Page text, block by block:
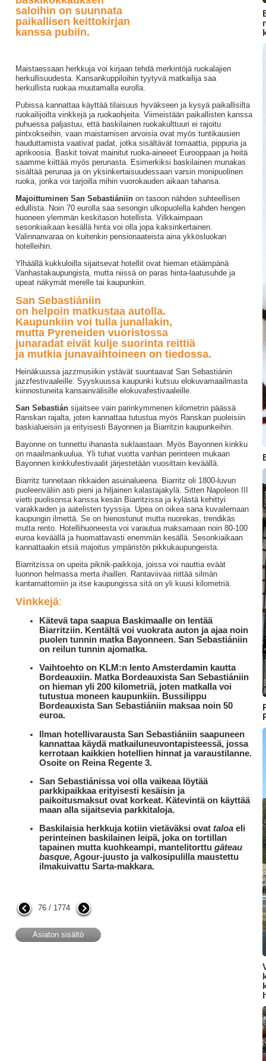
saloihin on suunnata
paikallisen keittokirjan
kanssa pubiin.
Maistaessaan herkkuja voi kirjaan tehdä merkintöjä ruokalajien
herkullisuudesta. Kansankuppiloihin tyytyvä matkailija saa
herkullista ruokaa muutamalla eurolla.
Pubissa kannattaa käyttää tilaisuus hyväkseen ja kysyä paikallisilta
ruokailijoilta vinkkejä ja ruokaohjeita. Viimeistään paikallisten kanssa
puhuessa paljastuu, että baskilainen ruokakulttuuri ei rajoitu
pintxokseihin, vaan maistamisen arvoisia ovat myös tuntikausien
hauduttamista vaativat padat, jotka sisältävät tomaattia, pippuria ja
aprikoosia. Baskit toivat mainitut ruoka-aineeet Eurooppaan ja heitä
saamme kiittää myös perunasta. Esimerkiksi baskilainen munakas
sisältää perunaa ja on yksinkertaisuudessaan varsin monipuolinen
ruoka, jonka voi tarjoilla mihin vuorokauden aikaan tahansa.
Majoittuminen San Sebastiániinon tasoon nähden suhteellisen
edullista. Noin 70 eurolla saa sesongin ulkopuolella kahden hengen
huoneen ylemmän keskitason hotellista. Vilkkaimpaan
sesonkiaikaan kesällä hinta voi olla jopa kaksinkertainen.
Valinnanvaraa on kuitenkin pensionaateista aina ykkösluokan
hotelleihin.
Ylhäällä kukkuloilla sijaitsevat hotellit ovat hieman etäämpänä
Vanhastakaupungista, mutta niissä on paras hinta-laatusuhde ja
upeat näkymät merelle tai kaupunkiin.
San Sebastiániin
on helpoin matkustaa autolla.
Kaupunkiin voi tulla junallakin,
mutta Pyreneiden vuoristossa
junaradat eivät kulje suorinta reittiä
ja mutkia junavaihtoineen on tiedossa.
Heinäkuussa jazzmusiikin ystävät suuntaavat San Sebastiánin
jazzfestivaaleille. Syyskuussa kaupunki kutsuu elokuvamaailmasta
kiinnostuneita kansainvälisille elokuvafestivaaleille.
San Sebastiánsijaitsee vain parinkymmenen kilometrin päässä
Ranskan rajalta, joten kannattaa tutustua myös Ranskan puoleisiin
baskialueisiin ja erityisesti Bayonnen ja Biarritzin kaupunkeihin.
Bayonne on tunnettu ihanasta suklaastaan. Myös Bayonnen kinkku
on maailmankuulua. Yli tuhat vuotta vanhan perinteen mukaan
Bayonnen kinkkufestivaalit järjestetään vuosittain keväällä.
Biarritz tunnetaan rikkaiden asuinalueena. Biarritz oli 1800-luvun
puoleenväliin asti pieni ja hiljainen kalastajakylä. Sitten Napoleon III
vietti puolisonsa kanssa kesän Biarritzissa ja kylästä kehittyi
varakkaiden ja aatelisten tyyssija. Upea on oikea sana kuvailemaan
kaupungin ilmettä. Se on hienostunut mutta nuorekas, trendikäs
mutta rento. Hotellihuoneesta voi varautua maksamaan noin 80-100
euroa keväällä ja huomattavasti enemmän kesällä. Sesonkiaikaan
kannattaakin etsiä majoitus ympäristön pikkukaupungeista.
Biarritzissa on upeita piknik-paikkoja, joissa voi nauttia eväät
luonnon helmassa merta ihaillen. Rantaviivaa riittää silmän
kantamattomiin ja itse kaupungissa sitä on yli kuusi kilometriä.
Vinkkejä:
Kätevä tapa saapua Baskimaalle on lentää
Biarritziin. Kentältä voi vuokrata auton ja ajaa noin
puolen tunnin matka Bayonneen. San Sebastiániin
on reilun tunnin ajomatka.
Vaihtoehto on KLM:n lento Amsterdamin kautta
Bordeauxiin. Matka Bordeauxista San Sebastiániin
on hieman yli 200 kilometriä, joten matkalla voi
tutustua moneen kaupunkiin. Bussilippu
Bordeauxista San Sebastiániin maksaa noin 50
euroa.
Ilman hotellivarausta San Sebastiániin saapuneen
kannattaa käydä matkailuneuvontapisteessä, jossa
kerrotaan kaikkien hotellien hinnat ja varaustilanne.
Osoite on Reina Regente 3.
San Sebastiánissa voi olla vaikeaa löytää
parkkipaikkaa erityisesti kesäisin ja
paikoitusmaksut ovat korkeat. Kätevintä on käyttää
maan alla sijaitsevia parkkitaloja.
Baskilaisia herkkuja kotiin vietäväksi ovat taloaeli
perinteinen baskilainen leipä, joka on tortillan
tapainen mutta kuohkeampi, mantelitorttu gâteau
basque, Agour-juusto ja valkosipulilla maustettu
ilmakuivattu Sarta-makkara.
76 / 1774
Asiaton sisältö